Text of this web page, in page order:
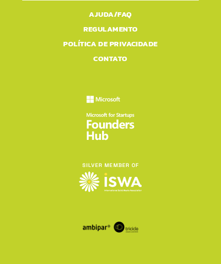
AJUDA/FAQ
REGULAMENTO
POLÍTICA DE PRIVACIDADE
CONTATO